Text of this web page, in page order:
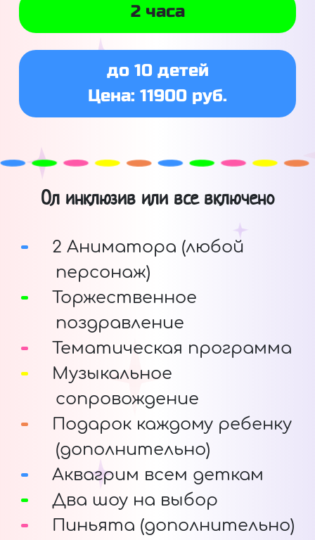
2 часа
до 10 детей
Цена: 11900 руб.
Ол инклюзив или все включено
2 Аниматора (любой
персонаж)
Торжественное
поздравление
Тематическая программа
Музыкальное
сопровождение
Подарок каждому ребенку
(дополнительно)
Аквагрим всем деткам
Два шоу на выбор
Пиньята (дополнительно)